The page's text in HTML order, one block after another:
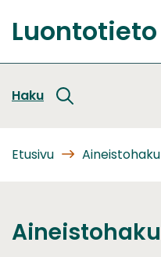
sisältöön
Etusivu
Luontotieto
Haku
Etusivu Aineistohaku
Aineistohaku